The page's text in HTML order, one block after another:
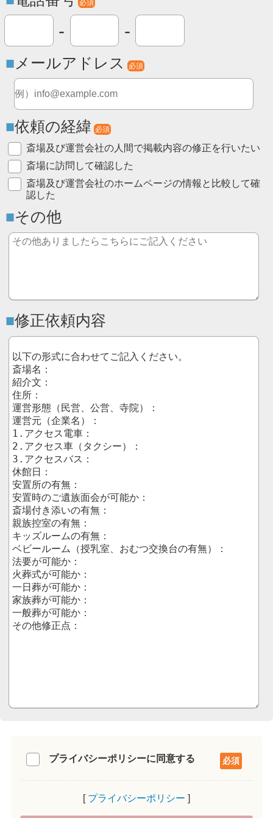
必須
- -
メールアドレス 必須
依頼の経緯 必須
斎場及び運営会社の人間で掲載内容の修正を行いたい
斎場に訪問して確認した
斎場及び運営会社のホームページの情報と比較して確
認した
その他
修正依頼内容
プライバシーポリシーに同意する
プライバシーポリシー